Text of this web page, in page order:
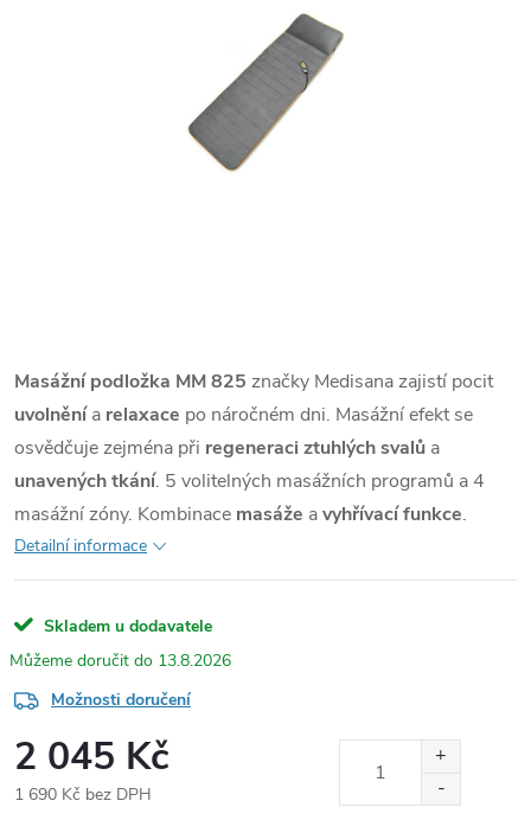
Masážní podložka MM 825 značky Medisana zajistí pocit
uvolněnía relaxace po náročném dni. Masážní efekt se
osvědčuje zejména při regeneraci ztuhlých svalů a
unavených tkání. 5 volitelných masážních programů a 4
masážní zóny. Kombinace masáže avyhřívací funkce.
Detailní informace
Skladem u dodavatele
13.8.2026
Možnosti doručení
2 045 Kč
1 690 Kč bez DPH